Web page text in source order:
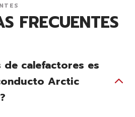
FRECUENTES
calefactores es
Arctic